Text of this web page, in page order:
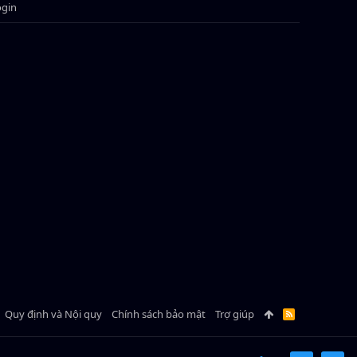
Quy định và Nội quy Chính sách bảo mật Trợ giúp
R
S